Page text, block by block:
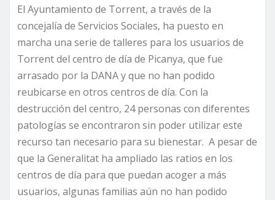
El Ayuntamiento de Torrent, a través de la
concejalía de Servicios Sociales, ha puesto en
marcha una serie de talleres para los usuarios de
Torrent del centro de día de Picanya, que fue
arrasado por la DANA y que no han podido
reubicarse en otros centros de día. Con la
destrucción del centro, 24 personas con diferentes
patologías se encontraron sin poder utilizar este
recurso tan necesario para su bienestar. A pesar de
que la Generalitat ha ampliado las ratios en los
centros de día para que puedan acoger a más
usuarios, algunas familias aún no han podido